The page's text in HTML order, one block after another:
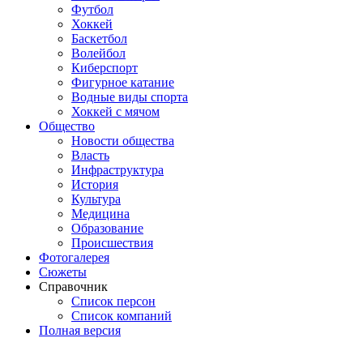
Футбол
Хоккей
Баскетбол
Волейбол
Киберспорт
Фигурное катание
Водные виды спорта
Хоккей с мячом
Общество
Новости общества
Власть
Инфраструктура
История
Культура
Медицина
Образование
Происшествия
Фотогалерея
Сюжеты
Справочник
Список персон
Список компаний
Полная версия